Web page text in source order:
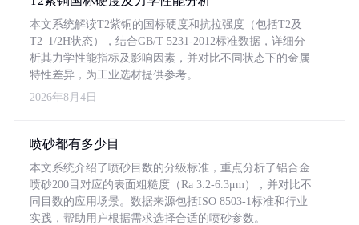
本文系统解读T2紫铜的国标硬度和抗拉强度（包括T2及
T2_1/2H状态），结合GB/T 5231-2012标准数据，详细分
析其力学性能指标及影响因素，并对比不同状态下的金属
特性差异，为工业选材提供参考。
2026年8月4日
喷砂都有多少目
本文系统介绍了喷砂目数的分级标准，重点分析了铝合金
喷砂200目对应的表面粗糙度（Ra 3.2-6.3μm），并对比不
同目数的应用场景。数据来源包括ISO 8503-1标准和行业
实践，帮助用户根据需求选择合适的喷砂参数。